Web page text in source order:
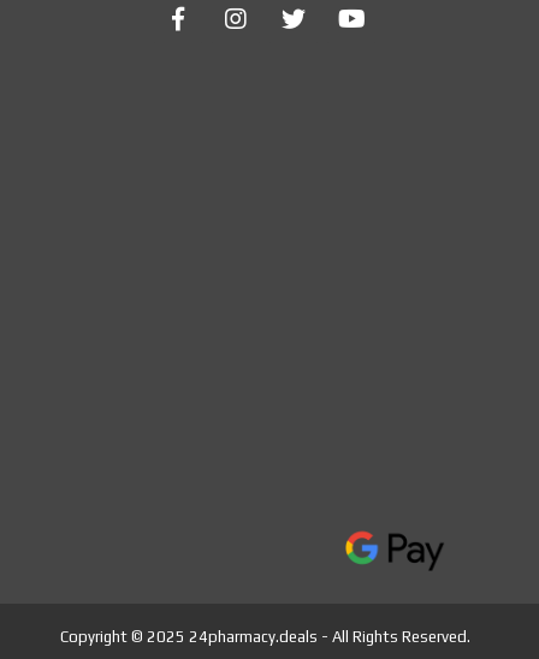
Copyright © 2025 24pharmacy.deals - All Rights Reserved.